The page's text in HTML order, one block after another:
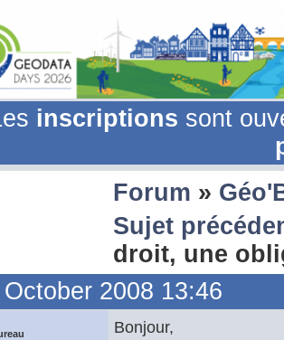
inscriptions sont
Forum »
Sujet
droit, une
2008 13:46
Bonjour,